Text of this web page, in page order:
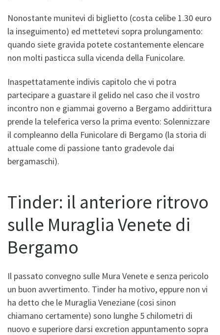
Nonostante munitevi di biglietto (costa celibe 1.30 euro
la inseguimento) ed mettetevi sopra prolungamento:
quando siete gravida potete costantemente elencare
non molti pasticca sulla vicenda della Funicolare.
Inaspettatamente indivis capitolo che vi potra
partecipare a guastare il gelido nel caso che il vostro
incontro non e giammai governo a Bergamo addirittura
prende la teleferica verso la prima evento: Solennizzare
il compleanno della Funicolare di Bergamo (la storia di
attuale come di passione tanto gradevole dai
bergamaschi).
Tinder: il anteriore ritrovo
sulle Muraglia Venete di
Bergamo
Il passato convegno sulle Mura Venete e senza pericolo
un buon avvertimento. Tinder ha motivo, eppure non vi
ha detto che le Muraglia Veneziane (cosi sinon
chiamano certamente) sono lunghe 5 chilometri di
nuovo e superiore darsi excretion appuntamento sopra